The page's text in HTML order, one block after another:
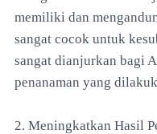
memiliki dan
sangat cocok untuk
sangat dianjurkan bagi
penanaman yang
2. Meningkatkan Hasil